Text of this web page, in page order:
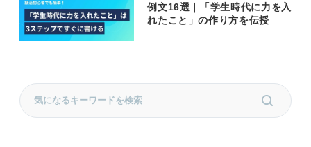
例文16選｜「学生時代に力を入
れたこと」の作り方を伝授